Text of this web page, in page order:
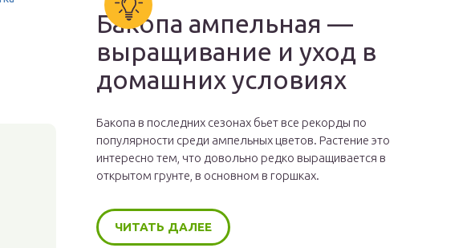
Бакопа ампельная —
выращивание и уход в
домашних условиях
Бакопа в последних сезонах бьет все рекорды по
популярности среди ампельных цветов. Растение это
интересно тем, что довольно редко выращивается в
открытом грунте, в основном в горшках.
ЧИТАТЬ ДАЛЕЕ